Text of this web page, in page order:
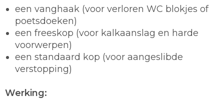
een vanghaak (voor verloren WC blokjes of
poetsdoeken)
een freeskop (voor kalkaanslag en harde
voorwerpen)
een standaard kop (voor aangeslibde
verstopping)
Werking: